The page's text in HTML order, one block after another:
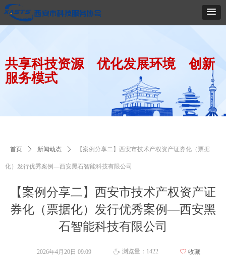
共享科技资源 优化发展环境 创新
服务模式
【案例分享二】西安市技术产权资产证
券化（票据化）发行优秀案例—西安黑
石智能科技有限公司
首页 ꄲ 新闻动态 ꄲ 【案例分享二】西安市技术产权资产证券化（票据
化）发行优秀案例—西安黑石智能科技有限公司
2026年4月20日 09:09 ꄘ 浏览量： 1422 ꄀ 收藏